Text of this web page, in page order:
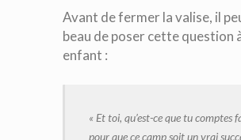
Avant de fermer la valise, il
beau de poser cette question
enfant :
« Et toi, qu’est-ce que tu comptes
pour que ce camp soit un vrai